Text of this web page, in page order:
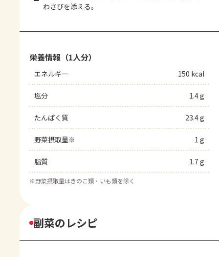
わさびを添える。
栄養情報（1人分）
エネルギー 150 kcal
塩分 1.4 g
たんぱく質 23.4 g
野菜摂取量※ 1 g
脂質 1.7 g
※野菜摂取量はきのこ類・いも類を除く
副菜のレシピ